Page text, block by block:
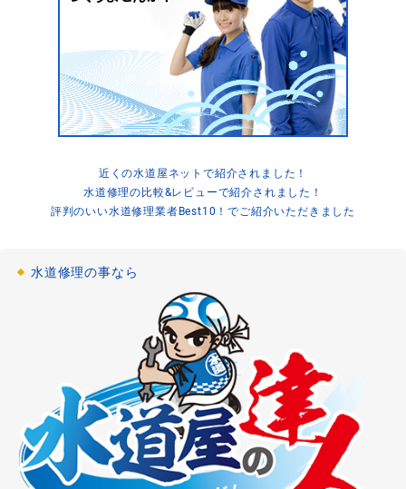
お風呂の水が流れない
[神奈川県川崎市川崎区]
2021-03-05
浴室詰まり
お風呂のシャワーホースの水漏れ修理
「千葉県船橋市」
浴室水漏れ
お風呂の蛇口の水漏れ修理
[大阪府大阪市浪速区]
お風呂の排水詰まり修理
[東京都武蔵野市]
2021-02-12
浴室・お風呂のリフォーム
[神奈川県大和市]
2021-02-12
給湯器修理
浴室・お風呂の給湯器修理・交換
近くの水道屋ネットで紹介されました！
水道修理の比較&レビューで紹介されました！
評判のいい水道修理業者Best10！でご紹介いただきました
水道修理の事なら